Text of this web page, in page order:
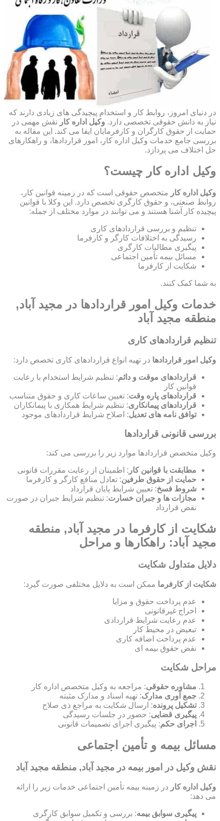
در دنیای امروز، روابط کار و استخدام پیچیدگی های زیادی دارند که
نیاز به دانش حقوقی تخصصی دارد. وکیل اداره کار نقش مهمی در
حمایت از حقوق کارگران و کارفرمایان ایفا می کند. این مقاله به
بررسی جامع خدمات وکیل اداره کار، امور قراردادها، و راهکارهای
حل اختلاف می پردازد.
وکیل اداره کار چیست؟
وکیل اداره کار متخصص حقوقی است که در زمینه قوانین کار،
روابط صنعتی، و حقوق کارگری تخصص دارد. این وکلا با قوانین
پیچیده کار آشنا هستند و می توانند در موارد مختلف از جمله:
تنظیم و بررسی قراردادهای کاری
رسیدگی به اختلافات کارگر و کارفرما
پیگیری مطالبات کارگری
مسائل بیمه تأمین اجتماعی
شکایت از کارفرما
به شما کمک کنند.
خدمات وکیل امور قراردادها در مجید آباد,
منطقه مجید آباد
تنظیم قراردادهای کاری
وکیل امور قراردادها در تهیه انواع قراردادهای کاری تخصص دارد:
قراردادهای موقت و دائم: تنظیم شرایط استخدام با رعایت
قوانین کار
قراردادهای پاره وقت: تعیین ساعات کاری و حقوق متناسب
قراردادهای پیمانکاری: تنظیم شرایط همکاری با پیمانکاران
توافق نامه های تعدیل: اصلاح شرایط قراردادهای موجود
بررسی قانونی قراردادها
وکیل متخصص قراردادها موارد زیر را بررسی می کند:
مطابقت با قوانین کار : اطمینان از رعایت مقررات قانونی
حمایت از حقوق طرفین: تعادل منافع کارگر و کارفرما
شروط فسخ: تعیین شرایط پایان قرارداد
مجازات ها و جبران خسارت: تنظیم شرایط جبران در صورت
نقض قرارداد
شکایت از کارفرما در مجید آباد, منطقه
مجید آباد: راهکارها و مراحل
دلایل متداول شکایت
شکایت از کارفرما ممکن است به دلایل مختلفی صورت گیرد:
عدم پرداخت حقوق و مزایا
اخراج غیرقانونی
عدم رعایت شرایط قراردادی
تبعیض در محیط کار
عدم پرداخت اضافه کاری
نقض حقوق بیمه ای
مراحل شکایت
مشاوره حقوقی: مراجعه به وکیل متخصص اداره کار
جمع آوری مدارک: تهیه اسناد و مدارک مثبته
تشکیل پرونده: ارسال شکایت به مراجع ذی صلاح
پیگیری قضایی: حضور در جلسات رسیدگی
اجرای حکم: پیگیری اجرای تصمیمات قانونی
مسائل بیمه و تأمین اجتماعی
نقش وکیل در امور بیمه در مجید آباد, منطقه مجید آباد
وکیل اداره کار در زمینه بیمه تأمین اجتماعی خدمات زیر را ارائه
می دهد:
پیگیری سوابق بیمه: بررسی و تکمیل سوابق کارگری